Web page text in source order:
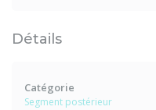
Détails
Catégorie
Segment postérieur